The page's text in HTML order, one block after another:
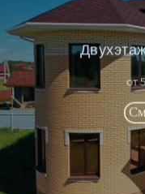
от